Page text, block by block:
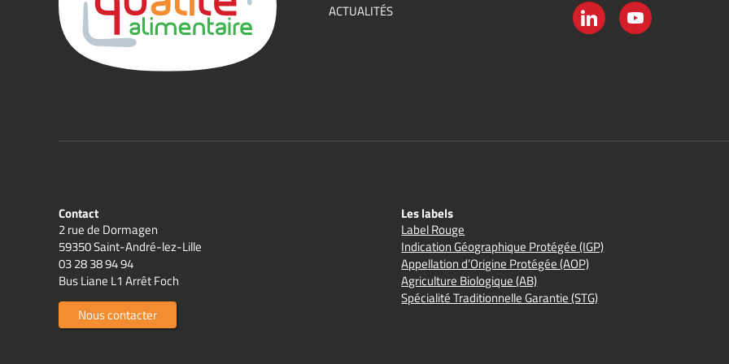
Qualité
ACTUALITÉS
Contact
2 rue de Dormagen
59350 Saint-André-lez-Lille
03 28 38 94 94
Bus Liane L1 Arrêt Foch
Nous contacter
Les labels
Label Rouge
Indication Géographique Protégée (IGP)
Appellation d’Origine Protégée (AOP)
Agriculture Biologique (AB)
Spécialité Traditionnelle Garantie (STG)